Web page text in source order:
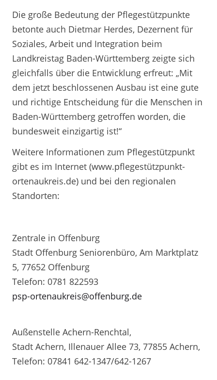
Die große Bedeutung der Pflegestützpunkte
betonte auch Dietmar Herdes, Dezernent für
Soziales, Arbeit und Integration beim
Landkreistag Baden-Württemberg zeigte sich
gleichfalls über die Entwicklung erfreut: „Mit
dem jetzt beschlossenen Ausbau ist eine gute
und richtige Entscheidung für die Menschen in
Baden-Württemberg getroffen worden, die
bundesweit einzigartig ist!“
Weitere Informationen zum Pflegestützpunkt
gibt es im Internet (www.pflegestützpunkt-
ortenaukreis.de) und bei den regionalen
Standorten:
Zentrale in Offenburg
Stadt Offenburg Seniorenbüro, Am Marktplatz
5, 77652 Offenburg
Telefon: 0781 822593
psp-ortenaukreis@offenburg.de
Außenstelle Achern-Renchtal,
Stadt Achern, Illenauer Allee 73, 77855 Achern,
Telefon: 07841 642-1347/642-1267